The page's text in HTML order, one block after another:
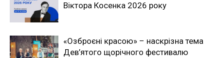
Віктора Косенка 2026 року
«Озброєні красою» – наскрізна тема
Дев’ятого щорічного фестивалю